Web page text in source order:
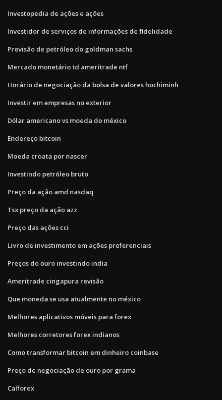
Investopedia de ações e ações
Investidor de serviços de informações de fidelidade
Previsão de petróleo do goldman sachs
Mercado monetário td ameritrade ntf
Horário de negociação da bolsa de valores hochiminh
Investir em empresas no exterior
Dólar americano vs moeda do méxico
Endereço bitcoin
Moeda croata por nascer
Investindo petróleo bruto
Preço da ação amd nasdaq
Tsx preço da ação azz
Preço das ações cci
Livro de investimento em ações preferenciais
Preços do ouro investindo india
Ameritrade cingapura revisão
Que moneda se usa atualmente no méxico
Melhores aplicativos móveis para forex
Melhores corretores forex indianos
Como transformar bitcoin em dinheiro coinbase
Preço de negociação de ouro por grama
Calforex